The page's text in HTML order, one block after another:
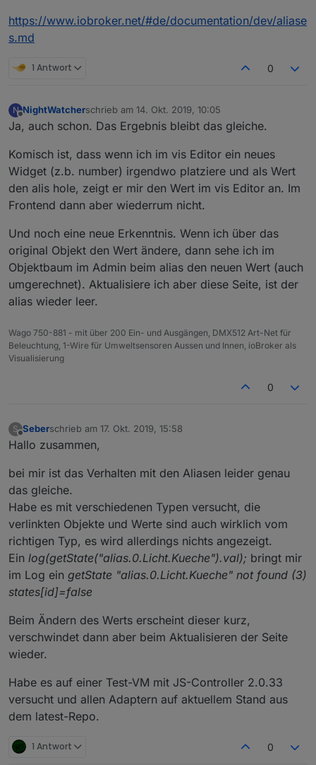
https://www.iobroker.net/#de/documentation/dev/aliase
s.md
1 Antwort 0
N
Offline
NightWatcherschrieb am 14. Okt. 2019, 10:05
zuletzt editiert von
Ja, auch schon. Das Ergebnis bleibt das gleiche.
Komisch ist, dass wenn ich im vis Editor ein neues
Widget (z.b. number) irgendwo platziere und als Wert
den alis hole, zeigt er mir den Wert im vis Editor an. Im
Frontend dann aber wiederrum nicht.
Und noch eine neue Erkenntnis. Wenn ich über das
original Objekt den Wert ändere, dann sehe ich im
Objektbaum im Admin beim alias den neuen Wert (auch
umgerechnet). Aktualisiere ich aber diese Seite, ist der
alias wieder leer.
Wago 750-881 - mit über 200 Ein- und Ausgängen, DMX512 Art-Net für
Beleuchtung, 1-Wire für Umweltsensoren Aussen und Innen, ioBroker als
Visualisierung
0
S
Offline
Seberschrieb am 17. Okt. 2019, 15:58
zuletzt editiert von
Hallo zusammen,
bei mir ist das Verhalten mit den Aliasen leider genau
das gleiche.
Habe es mit verschiedenen Typen versucht, die
verlinkten Objekte und Werte sind auch wirklich vom
richtigen Typ, es wird allerdings nichts angezeigt.
Ein log(getState("alias.0.Licht.Kueche").val); bringt mir
im Log ein getState "alias.0.Licht.Kueche" not found (3)
states[id]=false
Beim Ändern des Werts erscheint dieser kurz,
verschwindet dann aber beim Aktualisieren der Seite
wieder.
Habe es auf einer Test-VM mit JS-Controller 2.0.33
versucht und allen Adaptern auf aktuellem Stand aus
dem latest-Repo.
1 Antwort 0